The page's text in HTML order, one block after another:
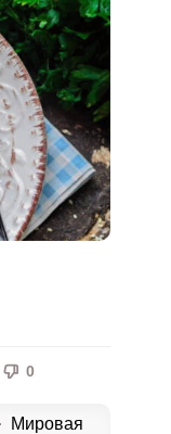
0
Мировая